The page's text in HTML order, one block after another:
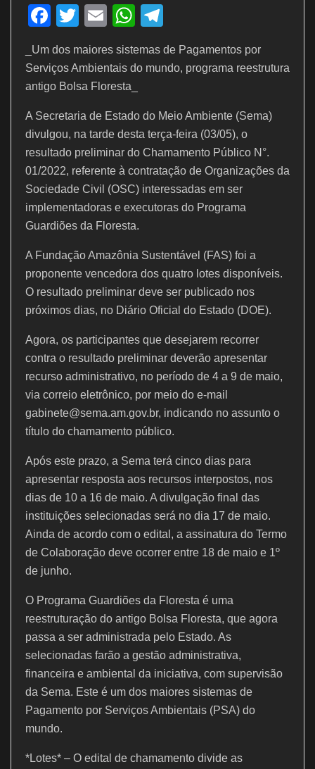
F
a
c
e
o
o
k
T
w
itt
er
E
m
ai
l
W
at
A
p
p
el
e
gr
a
m
_Um dos maiores sistemas de Pagamentos por
Serviços Ambientais do mundo, programa reestrutura
antigo Bolsa Floresta_
A Secretaria de Estado do Meio Ambiente (Sema)
divulgou, na tarde desta terça-feira (03/05), o
resultado preliminar do Chamamento Público N°.
01/2022, referente à contratação de Organizações da
Sociedade Civil (OSC) interessadas em ser
implementadoras e executoras do Programa
Guardiões da Floresta.
A Fundação Amazônia Sustentável (FAS) foi a
proponente vencedora dos quatro lotes disponíveis.
O resultado preliminar deve ser publicado nos
próximos dias, no Diário Oficial do Estado (DOE).
Agora, os participantes que desejarem recorrer
contra o resultado preliminar deverão apresentar
recurso administrativo, no período de 4 a 9 de maio,
via correio eletrônico, por meio do e-mail
gabinete@sema.am.gov.br, indicando no assunto o
título do chamamento público.
Após este prazo, a Sema terá cinco dias para
apresentar resposta aos recursos interpostos, nos
dias de 10 a 16 de maio. A divulgação final das
instituições selecionadas será no dia 17 de maio.
Ainda de acordo com o edital, a assinatura do Termo
de Colaboração deve ocorrer entre 18 de maio e 1º
de junho.
O Programa Guardiões da Floresta é uma
reestruturação do antigo Bolsa Floresta, que agora
passa a ser administrada pelo Estado. As
selecionadas farão a gestão administrativa,
financeira e ambiental da iniciativa, com supervisão
da Sema. Este é um dos maiores sistemas de
Pagamento por Serviços Ambientais (PSA) do
mundo.
*Lotes* – O edital de chamamento divide as